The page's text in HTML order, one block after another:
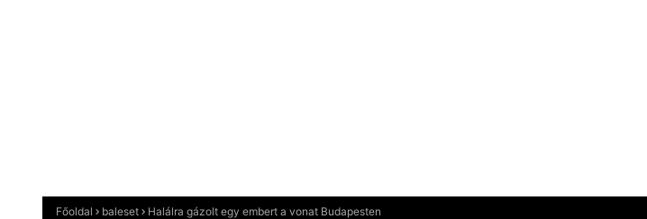
Főoldal baleset Halálra gázolt egy embert a vonat Budapesten